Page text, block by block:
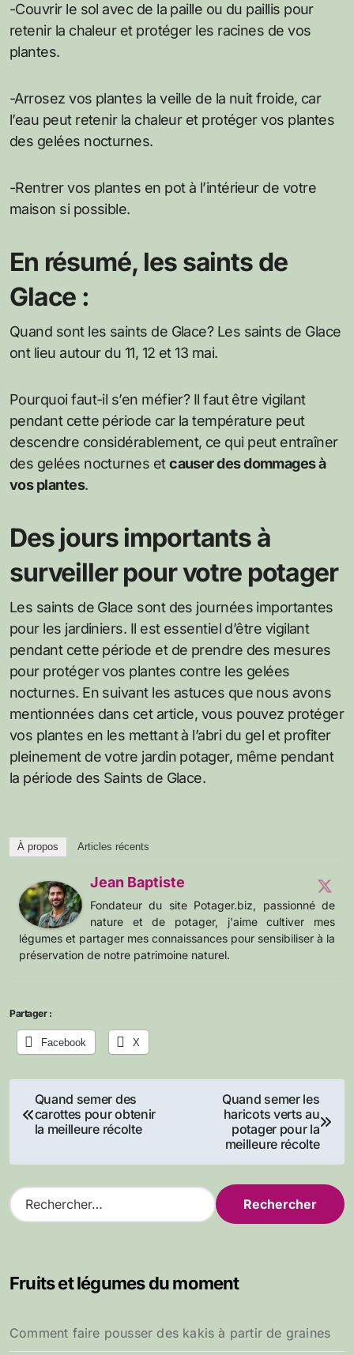
-Couvrir le sol avec de la paille ou du paillis pour
retenir la chaleur et protéger les racines de vos
plantes.
-Arrosez vos plantes la veille de la nuit froide, car
l’eau peut retenir la chaleur et protéger vos plantes
des gelées nocturnes.
-Rentrer vos plantes en pot à l’intérieur de votre
maison si possible.
En résumé, les saints de
Glace :
Quand sont les saints de Glace? Les saints de Glace
ont lieu autour du 11, 12 et 13 mai.
Pourquoi faut-il s’en méfier? Il faut être vigilant
pendant cette période car la température peut
descendre considérablement, ce qui peut entraîner
des gelées nocturnes etcauser des dommages à
vos plantes.
Des jours importants à
surveiller pour votre potager
Les saints de Glace sont des journées importantes
pour les jardiniers. Il est essentiel d’être vigilant
pendant cette période et de prendre des mesures
pour protéger vos plantes contre les gelées
nocturnes. En suivant les astuces que nous avons
mentionnées dans cet article, vous pouvez protéger
vos plantes en les mettant à l’abri du gel et profiter
pleinement de votre jardin potager, même pendant
la période des Saints de Glace.
À propos Articles récents
Jean Baptiste
Fondateur du site Potager.biz, passionné de
nature et de potager, j'aime cultiver mes
légumes et partager mes connaissances pour sensibiliser à la
préservation de notre patrimoine naturel.
Partager :
Facebook X
Navigation
de
l’article
Quand semer des
carottes pour obtenir
la meilleure récolte
Quand semer les
haricots verts au
potager pour la
meilleure récolte
R
e
r
e
r
Fruits et légumes du moment
Comment faire pousser des kakis à partir de graines